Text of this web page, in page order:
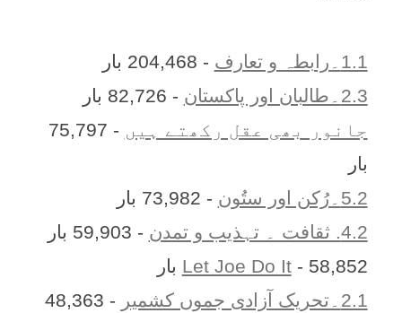
1.1۔رابطہ و تعارف
- 204,468 بار
2.3۔طالبان اور پاکستان
- 82,726 بار
جانور بھی عقل رکھتے ہیں
- 75,797
بار
5.2۔رُکن اور ستُون
- 73,982 بار
4.2. ثقافت ۔ تہذیب و تمدن
- 59,903 بار
Let Joe Do It- 58,852 بار
2.1۔تحریک آزادی جموں کشمیر
- 48,363